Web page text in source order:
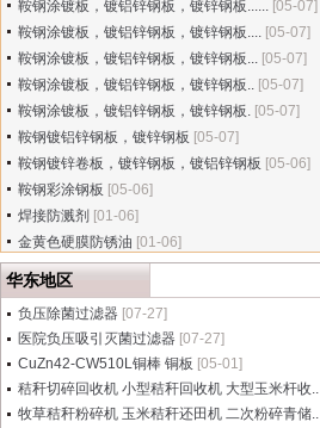
鞍钢涂镀板，镀铝锌钢板，镀锌钢板...... [05-07]
鞍钢涂镀板，镀铝锌钢板，镀锌钢板.... [05-07]
鞍钢涂镀板，镀铝锌钢板，镀锌钢板... [05-07]
鞍钢涂镀板，镀铝锌钢板，镀锌钢板.. [05-07]
鞍钢涂镀板，镀铝锌钢板，镀锌钢板. [05-07]
鞍钢镀铝锌钢板，镀锌钢板 [05-07]
鞍钢镀锌卷板，镀锌钢板，镀铝锌钢板 [05-06]
鞍钢彩涂钢板 [05-06]
焊接防溅剂 [01-06]
金黄色硬膜防锈油 [01-06]
华东地区
负压除菌过滤器 [07-27]
医院负压吸引灭菌过滤器 [07-27]
CuZn42-CW510L铜棒 铜板 [05-01]
秸秆切碎回收机 小型秸秆回收机 大型玉米杆收..
牧草秸秆粉碎机 玉米秸秆还田机 二次粉碎青储..